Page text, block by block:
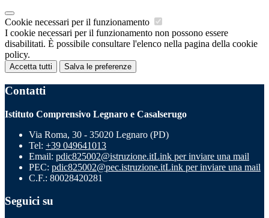
Cookie necessari per il funzionamento
I cookie necessari per il funzionamento non possono essere
disabilitati. È possibile consultare l'elenco nella pagina della cookie
policy.
Accetta tutti Salva le preferenze
Contatti
Istituto Comprensivo Legnaro e Casalserugo
Via Roma, 30 - 35020 Legnaro (PD)
Tel: +39 049641013
Email: pdic825002@istruzione.itLink per inviare una mail
PEC: pdic825002@pec.istruzione.itLink per inviare una mail
C.F.: 80028420281
Seguici su